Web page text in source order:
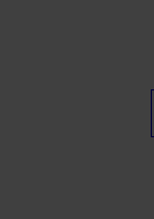
veranstaltet